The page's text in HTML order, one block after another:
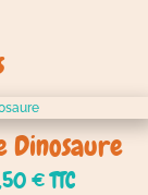
Dinosaure
€TTC